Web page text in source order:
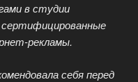
в студии
рекламы.
себя перед